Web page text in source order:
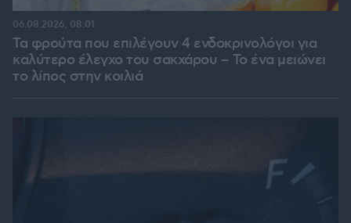
Τα φρούτα που επιλέγουν 4 ενδοκρινολόγοι για
καλύτερο έλεγχο του σακχάρου – Το ένα μειώνει
το λίπος στην κοιλιά
06.08.2026, 08:01